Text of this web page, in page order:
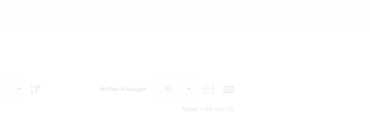
Artikel 1 90 von 135
Artikel Anzeigen